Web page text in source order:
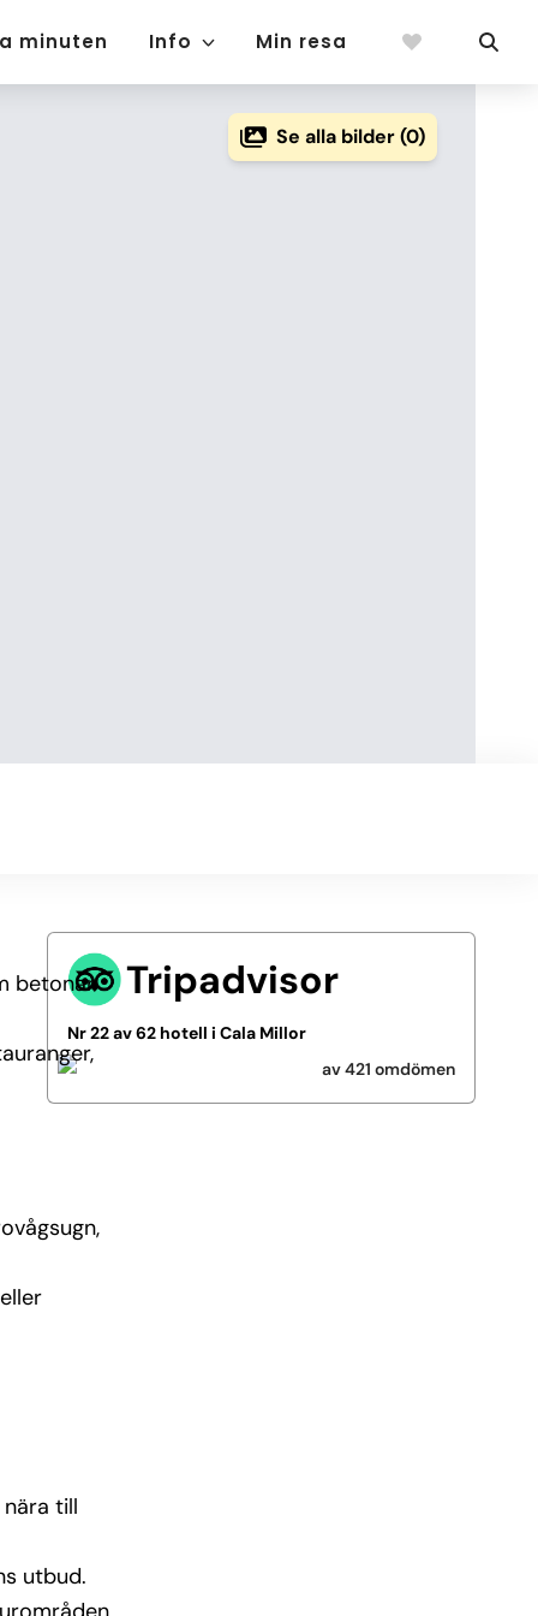
minuten Info Min resa
Se alla bilder (0)
betonar
till
utbud.
Tripadvisor
Nr 22 av 62 hotell i Cala Millor
av 421 omdömen